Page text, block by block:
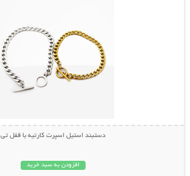
دستبند استیل اسپرت کارتیه با قفل تی
افزودن به سبد خرید